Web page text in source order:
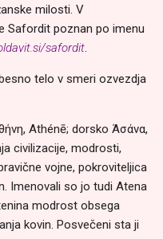
milosti. V
Safordit poznan po imenu
safordit.
telo v smeri ozvezdja
Athénē; dorsko Άσάνα,
civilizacije, modrosti,
vojne, pokroviteljica
Imenovali so jo tudi Atena
modrost obsega
kovin. Posvečeni sta ji